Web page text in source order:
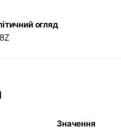
огляд
Значення